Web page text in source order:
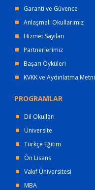
Garanti ve Güvence
Anlaşmalı Okullarımız
Hizmet Sayıları
Partnerlerimiz
Başarı Öyküleri
KVKK ve Aydınlatma Metni
PROGRAMLAR
Dil Okulları
Üniversite
Türkçe Eğitim
Ön Lisans
Vakıf Üniversitesi
MBA